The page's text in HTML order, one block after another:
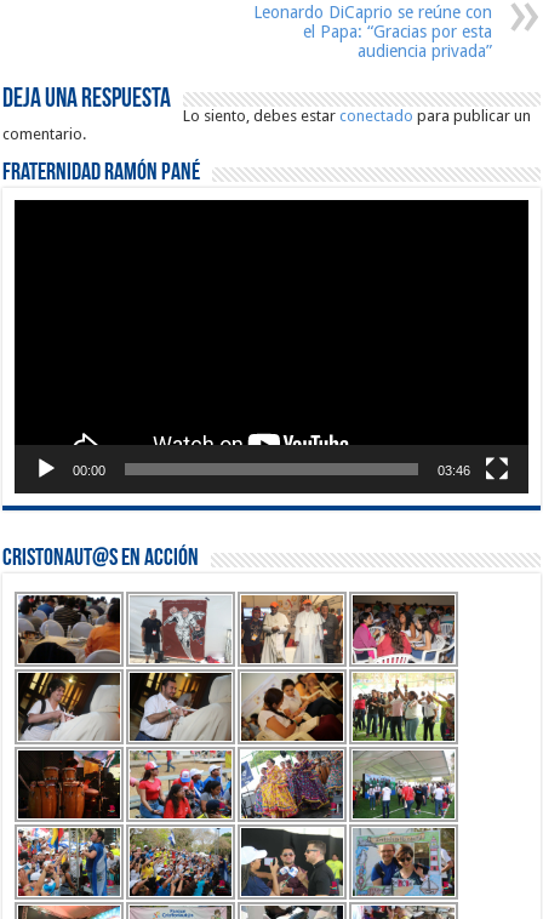
Leonardo DiCaprio se reúne con
el Papa: “Gracias por esta
audiencia privada”
Deja una respuesta
Lo siento, debes estarconectado para publicar un
comentario.
Fraternidad Ramón Pané
00:00 03:46
Cristonaut@s en Acción